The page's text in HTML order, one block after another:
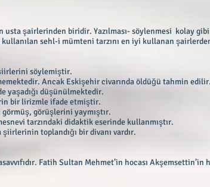
usta şairlerinden biridir. Yazılması- söylenmesi kolay gibi
sehl-i mümteni tarzını en iyi kullanan
söylemiştir.
Ancak Eskişehir civarında öldüğü tahmin edilir.
yaşadığı düşünülmektedir.
bir lirizmle ifade etmiştir.
görüşlerini yaymıştır.
tarzındaki didaktik eserinde kullanmıştır.
toplandığı bir divanı vardır.
Fatih Sultan Mehmet’in hocası Akşemsettin’in